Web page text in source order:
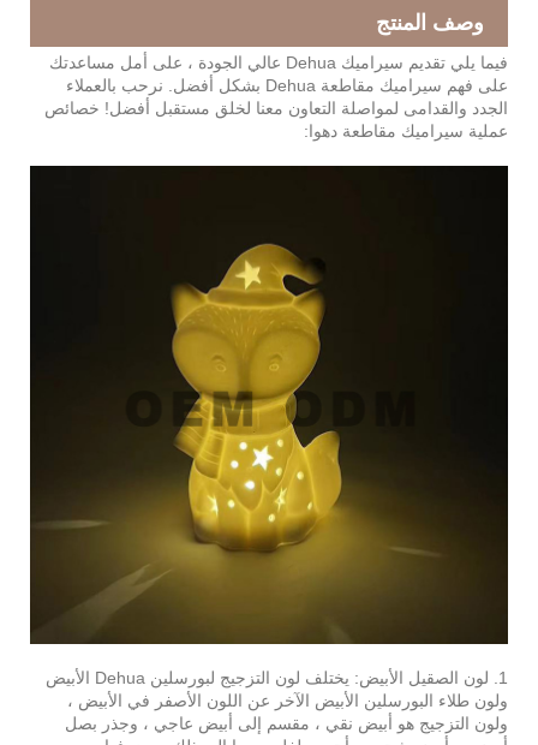
وصف المنتج
فيما يلي تقديم سيراميك Dehua عالي الجودة ، على أمل مساعدتك
على فهم سيراميك مقاطعة Dehua بشكل أفضل. نرحب بالعملاء
الجدد والقدامى لمواصلة التعاون معنا لخلق مستقبل أفضل! خصائص
عملية سيراميك مقاطعة دهوا:
1. لون الصقيل الأبيض: يختلف لون التزجيج لبورسلين Dehua الأبيض
ولون طلاء البورسلين الأبيض الآخر عن اللون الأصفر في الأبيض ،
ولون التزجيج هو أبيض نقي ، مقسم إلى أبيض عاجي ، وجذر بصل